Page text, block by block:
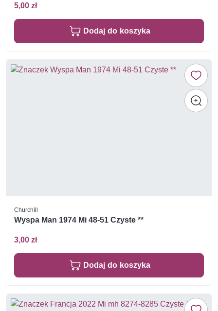
5,00 zł
Dodaj do koszyka
Churchill
Wyspa Man 1974 Mi 48-51 Czyste **
3,00 zł
Dodaj do koszyka